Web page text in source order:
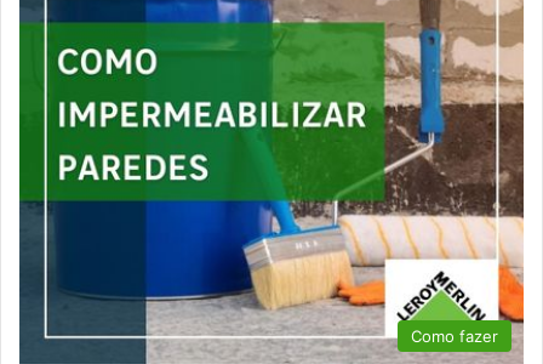
Como fazer